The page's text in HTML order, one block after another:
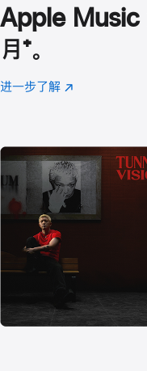
Apple Music
月 脚
注
⁺。
进一步了解 Apple
(在
口
中
打
开)